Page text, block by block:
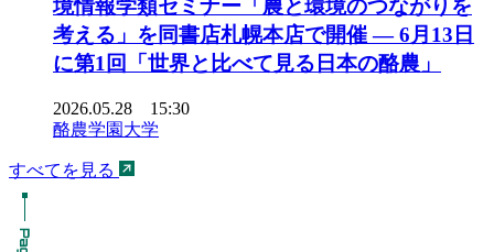
境情報学類セミナー「農と環境のつながりを
考える」を同書店札幌本店で開催 ― 6月13日
に第1回「世界と比べて見る日本の酪農」
2026.05.28 15:30
酪農学園大学
すべてを見る